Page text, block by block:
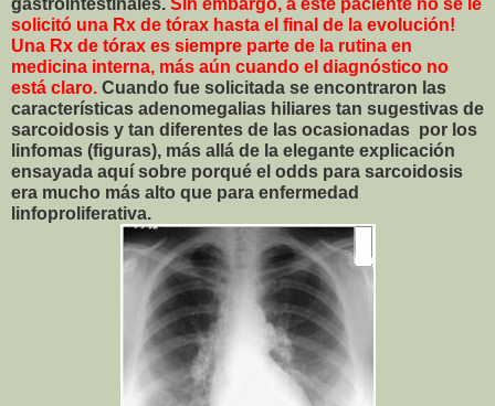
solicitó una Rx de tórax hasta el final de la evolución!
Una Rx de tórax es siempre parte de la rutina en
medicina interna, más aún cuando el diagnóstico no
está claro. Cuando fue solicitada se encontraron las
características adenomegalias hiliares tan sugestivas de
sarcoidosis y tan diferentes de las ocasionadas por los
linfomas (figuras), más allá de la elegante explicación
ensayada aquí sobre porqué el odds para sarcoidosis
era mucho más alto que para enfermedad
linfoproliferativa.